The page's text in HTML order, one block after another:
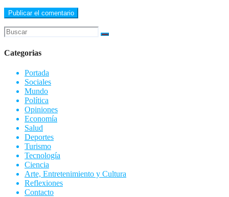
Categorias
Portada
Sociales
Mundo
Política
Opiniones
Economía
Salud
Deportes
Turismo
Tecnología
Ciencia
Arte, Entretenimiento y Cultura
Reflexiones
Contacto